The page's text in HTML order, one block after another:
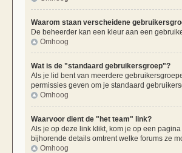
Waarom staan verscheidene
De beheerder kan een kleur aan een
Omhoog
Wat is de "standaard gebruikersgroep"?
Als je lid bent van meerdere
permissies geven om je standaard
Omhoog
Waarvoor dient de "het team" link?
Als je op deze link klikt, kom je op een
bijhorende details omtrent welke forums ze
Omhoog